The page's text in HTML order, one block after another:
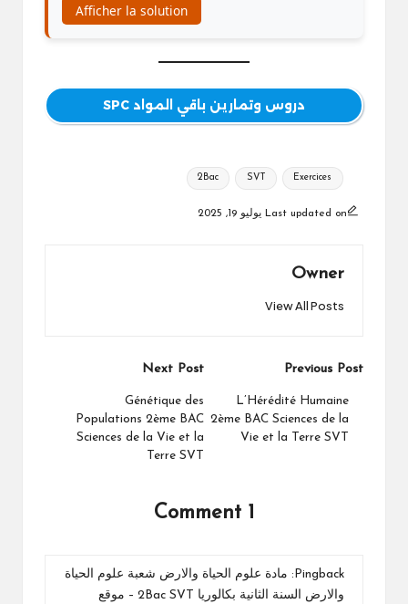
Afficher la solution
دروس وتمارين باقي المواد SPC
Tags:
2Bac SVT Exercices
Last updated on يوليو 19, 2025
Owner
View All Posts
Post
navigation
Previous Post
L’Hérédité Humaine
2ème BAC Sciences de la
Vie et la Terre SVT
Next Post
Génétique des
Populations 2ème BAC
Sciences de la Vie et la
Terre SVT
1 Comment
Pingback:
مادة علوم الحياة والارض شعبة علوم الحياة
والارض السنة الثانية بكالوريا 2Bac SVT – موقع